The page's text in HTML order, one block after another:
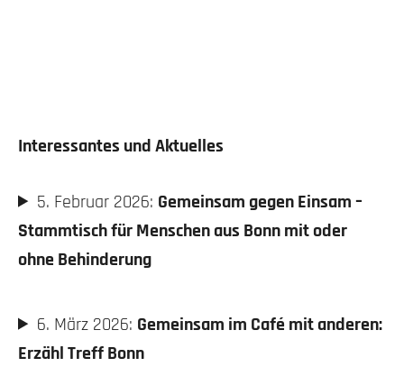
Interessantes und Aktuelles
5. Februar 2026: Gemeinsam gegen Einsam –
Stammtisch für Menschen aus Bonn mit oder
ohne Behinderung
6. März 2026: Gemeinsam im Café mit anderen:
Erzähl Treff Bonn